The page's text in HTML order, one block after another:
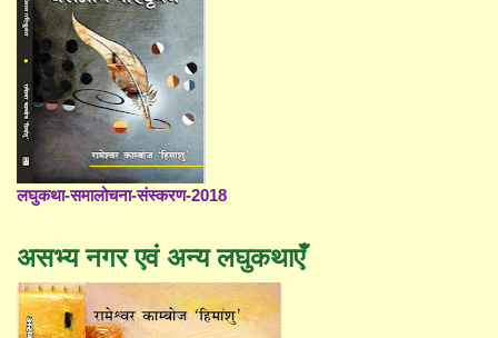
लघुकथा-समालोचना-संस्करण-2018
असभ्य नगर एवं अन्य लघुकथाएँ